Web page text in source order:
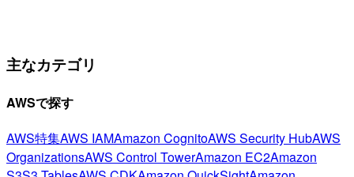
主なカテゴリ
AWSで探す
AWS特集AWS IAMAmazon CognitoAWS Security HubAWS
OrganizationsAWS Control TowerAmazon EC2Amazon